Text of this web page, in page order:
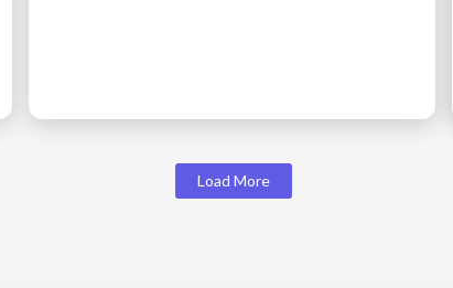
Load More